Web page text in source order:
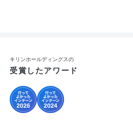
キリンホールディングスの
受賞したアワード